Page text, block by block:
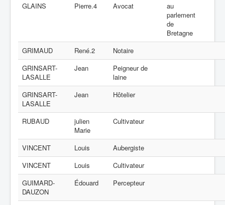
GLAINS
Pierre.4 Avocat
au
parlement
de
Bretagne
GRIMAUD
René.2
Notaire
GRINSART-
LASALLE
Jean
Peigneur de
laine
GRINSART-
LASALLE
Jean Hôtelier
RUBAUD
julien
Marie
Cultivateur
VINCENT Louis
Aubergiste
VINCENT
Louis
Cultivateur
GUIMARD-
DAUZON
Édouard Percepteur